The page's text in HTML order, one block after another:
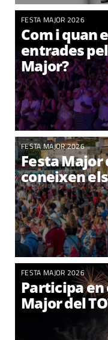
FESTA MAJOR 2026
Com i quan
entrades
Major?
FESTA MAJOR 2026
Festa Major
coneixen
FESTA MAJOR 2026
Participa en
Major del